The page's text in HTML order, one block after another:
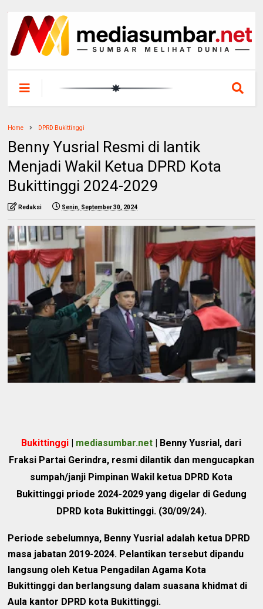
Home DPRD Bukittinggi
Benny Yusrial Resmi di lantik
Menjadi Wakil Ketua DPRD Kota
Bukittinggi 2024-2029
Redaksi Senin, September 30, 2024
Bukittinggi mediasumbar.net | Benny Yusrial, dari
Fraksi Partai Gerindra, resmi dilantik dan mengucapkan
sumpah/janji Pimpinan Wakil ketua DPRD Kota
Bukittinggi priode 2024-2029 yang digelar di Gedung
DPRD kota Bukittinggi. (30/09/24).
Periode sebelumnya, Benny Yusrial adalah ketua DPRD
masa jabatan 2019-2024. Pelantikan tersebut dipandu
langsung oleh Ketua Pengadilan Agama Kota
Bukittinggi dan berlangsung dalam suasana khidmat di
Aula kantor DPRD kota Bukittinggi.